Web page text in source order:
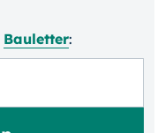
Bauletter: